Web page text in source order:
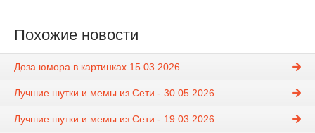
Похожие новости
Доза юмора в картинках 15.03.2026
Лучшие шутки и мемы из Сети - 30.05.2026
Лучшие шутки и мемы из Сети - 19.03.2026